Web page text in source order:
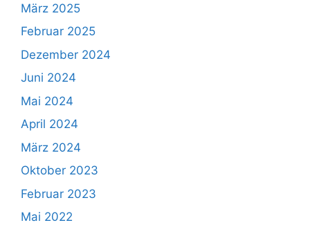
März 2025
Februar 2025
Dezember 2024
Juni 2024
Mai 2024
April 2024
März 2024
Oktober 2023
Februar 2023
Mai 2022